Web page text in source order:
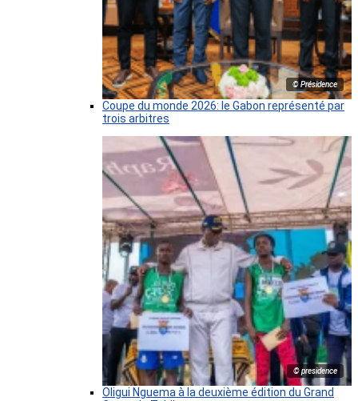
© Présidence
Coupe du monde 2026: le Gabon représenté par
trois arbitres
© presidence
Oligui Nguema à la deuxième édition du Grand